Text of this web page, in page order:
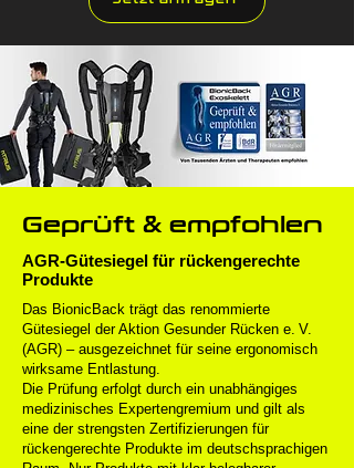
Geprüft & empfohlen
AGR-Gütesiegel für rückengerechte
Produkte
Das BionicBack trägt das renommierte
Gütesiegel der Aktion Gesunder Rücken e. V.
(AGR) – ausgezeichnet für seine ergonomisch
wirksame Entlastung.
Die Prüfung erfolgt durch ein unabhängiges
medizinisches Expertengremium und gilt als
eine der strengsten Zertifizierungen für
rückengerechte Produkte im deutschsprachigen